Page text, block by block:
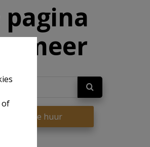
of
pagina
meer
Te huur